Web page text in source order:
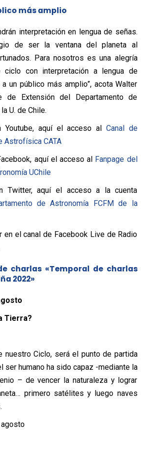
más amplio
interpretación en lengua de señas.
de ser la ventana del planeta al
Para nosotros es una alegría
ciclo con interpretación a lengua de
un público más amplio”, acota Walter
de Extensión del Departamento de
U. de Chile.
aquí el acceso al Canal de
Astrofísica CATA
aquí el acceso al Fanpage del
UChile
Twitter, aquí el acceso a la cuenta
de Astronomía FCFM de la
en el canal de Facebook Live de Radio
charlas «Temporal de charlas
2022»
Tierra?
nuestro Ciclo, será el punto de partida
ser humano ha sido capaz -mediante la
– de vencer la naturaleza y lograr
primero satélites y luego naves
agosto